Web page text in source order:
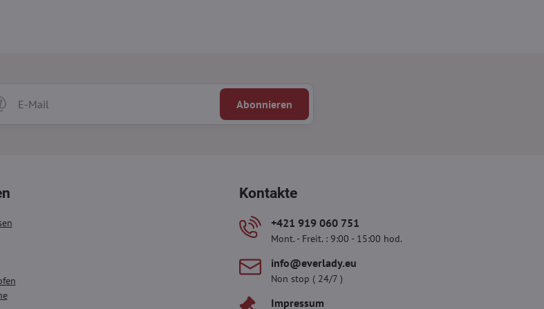
Abonnieren
Kontakte
+421 919 060 751
Mont. - Freit. : 9:00 - 15:00 hod.
info​​@everlady​​.eu
Non stop ( 24/7 )
Impressum